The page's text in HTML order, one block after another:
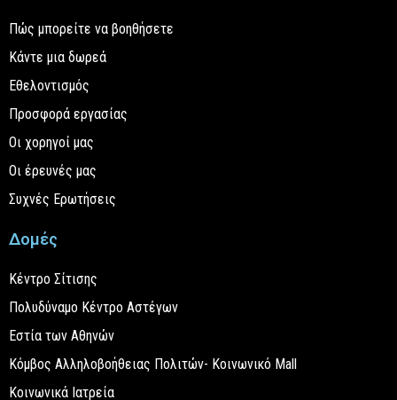
Πώς μπορείτε να βοηθήσετε
Κάντε μια δωρεά
Εθελοντισμός
Προσφορά εργασίας
Οι χορηγοί μας
Οι έρευνές μας
Συχνές Ερωτήσεις
Δομές
Κέντρο Σίτισης
Πολυδύναμο Κέντρο Αστέγων
Εστία των Αθηνών
Κόμβος Αλληλοβοήθειας Πολιτών- Κοινωνικό Mall
Κοινωνικά Ιατρεία